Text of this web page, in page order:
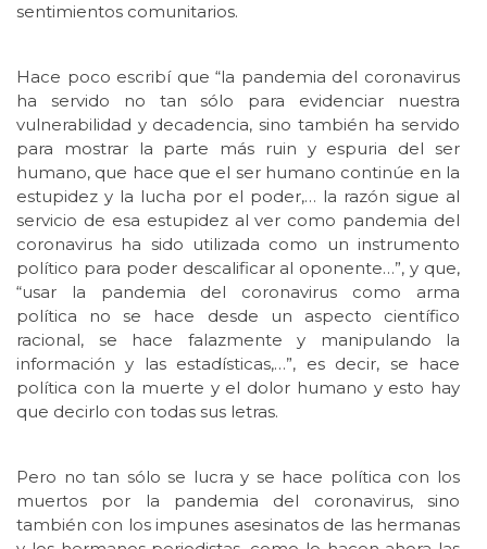
sentimientos comunitarios.
Hace poco escribí que “la pandemia del coronavirus
ha servido no tan sólo para evidenciar nuestra
vulnerabilidad y decadencia, sino también ha servido
para mostrar la parte más ruin y espuria del ser
humano, que hace que el ser humano continúe en la
estupidez y la lucha por el poder,… la razón sigue al
servicio de esa estupidez al ver como pandemia del
coronavirus ha sido utilizada como un instrumento
político para poder descalificar al oponente…”, y que,
“usar la pandemia del coronavirus como arma
política no se hace desde un aspecto científico
racional, se hace falazmente y manipulando la
información y las estadísticas,…”, es decir, se hace
política con la muerte y el dolor humano y esto hay
que decirlo con todas sus letras.
Pero no tan sólo se lucra y se hace política con los
muertos por la pandemia del coronavirus, sino
también con los impunes asesinatos de las hermanas